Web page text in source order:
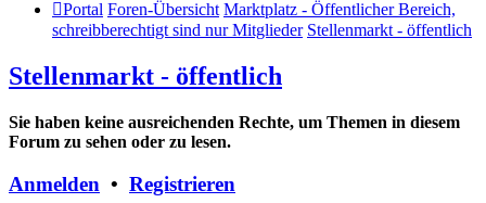
Portal Foren-Übersicht Marktplatz - Öffentlicher Bereich,
schreibberechtigt sind nur Mitglieder Stellenmarkt - öffentlich
Stellenmarkt - öffentlich
Sie haben keine ausreichenden Rechte, um Themen in diesem
Forum zu sehen oder zu lesen.
Anmelden • Registrieren